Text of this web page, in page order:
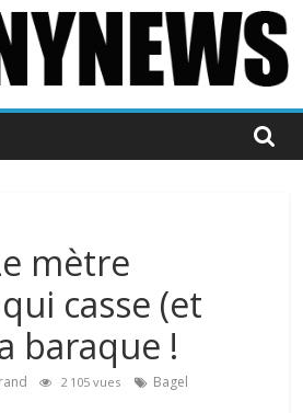
mètre
casse (et
baraque !
2 105 vues Bagel